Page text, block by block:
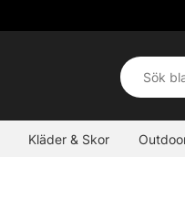
Kläder & Skor